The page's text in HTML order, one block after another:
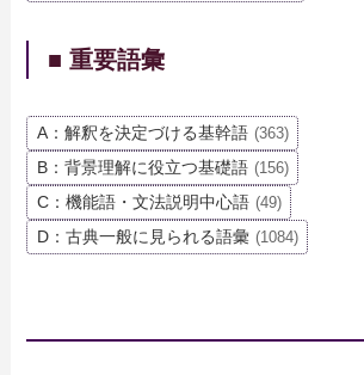
■ 重要語彙
A：解釈を決定づける基幹語 (363)
B：背景理解に役立つ基礎語 (156)
C：機能語・文法説明中心語 (49)
D：古典一般に見られる語彙 (1084)